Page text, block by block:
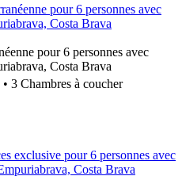
pour 6 personnes avec
Costa Brava
• 3 Chambres à coucher